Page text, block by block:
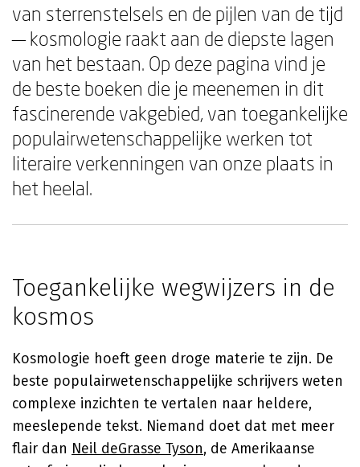
van sterrenstelsels en de pijlen van de tijd
— kosmologie raakt aan de diepste lagen
van het bestaan. Op deze pagina vind je
de beste boeken die je meenemen in dit
fascinerende vakgebied, van toegankelijke
populairwetenschappelijke werken tot
literaire verkenningen van onze plaats in
het heelal.
Toegankelijke wegwijzers in de
kosmos
Kosmologie hoeft geen droge materie te zijn. De
beste populairwetenschappelijke schrijvers weten
complexe inzichten te vertalen naar heldere,
meeslepende tekst. Niemand doet dat met meer
flair dan Neil deGrasse Tyson, de Amerikaanse